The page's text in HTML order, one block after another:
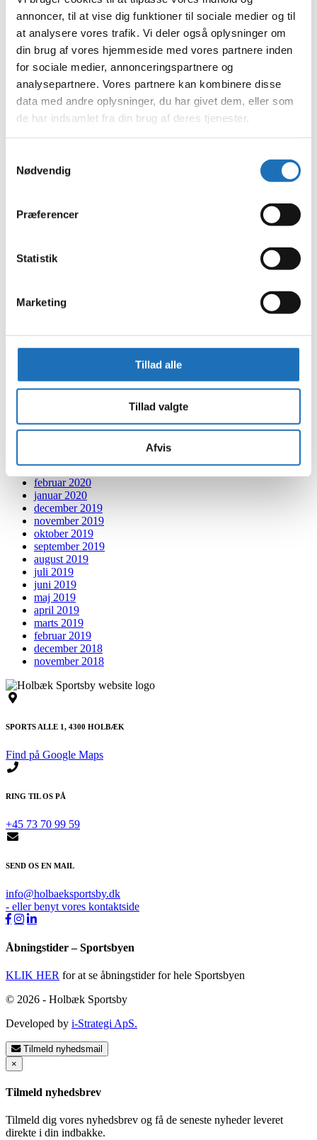
annoncer, til at vise dig funktioner til sociale medier og til
at analysere vores trafik. Vi deler også oplysninger om
din brug af vores hjemmeside med vores partnere inden
for sociale medier, annonceringspartnere og
analysepartnere. Vores partnere kan kombinere disse
data med andre oplysninger, du har givet dem, eller som
de har indsamlet fra din brug af deres tjenester.
Nødvendig
Præferencer
Statistik
Marketing
Tillad alle
Tillad valgte
Afvis
april 2023
februar 2023
januar 2023
december 2022
november 2022
oktober 2022
september 2022
august 2022
juli 2022
juni 2022
maj 2022
marts 2022
februar 2022
november 2021
august 2021
juli 2021
april 2021
oktober 2020
september 2020
juni 2020
februar 2020
januar 2020
december 2019
november 2019
oktober 2019
september 2019
august 2019
juli 2019
juni 2019
maj 2019
april 2019
marts 2019
februar 2019
december 2018
november 2018
SPORTS ALLE 1, 4300 HOLBÆK
Find på Google Maps
RING TIL OS PÅ
+45 73 70 99 59
SEND OS EN MAIL
info@holbaeksportsby.dk
- eller benyt vores kontaktside
Åbningstider – Sportsbyen
KLIK HER for at se åbningstider for hele Sportsbyen
© 2026 - Holbæk Sportsby
Developed by i-Strategi ApS.
Tilmeld nyhedsmail
×
Tilmeld nyhedsbrev
Tilmeld dig vores nyhedsbrev og få de seneste nyheder leveret
direkte i din indbakke.